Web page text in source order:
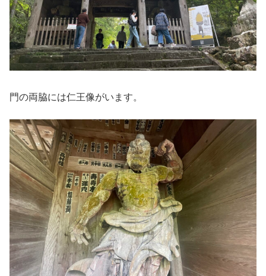
門の両脇には仁王像がいます。